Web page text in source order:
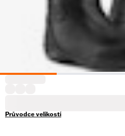
Průvodce velikostí